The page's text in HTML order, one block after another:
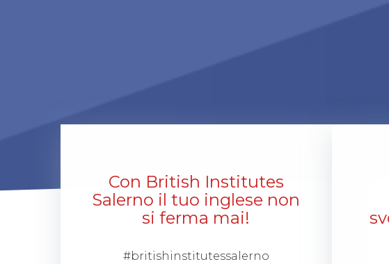
Con British Institutes
Salerno il tuo inglese non
si ferma mai!
#britishinstitutessalerno